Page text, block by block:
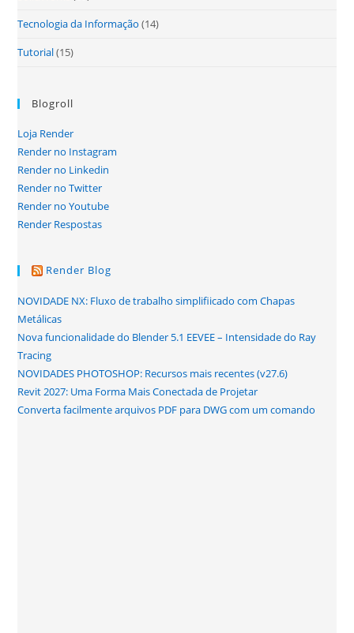
Tecnologia da Informação (14)
Tutorial(15)
Blogroll
Loja Render
Render no Instagram
Render no Linkedin
Render no Twitter
Render no Youtube
Render Respostas
Render Blog
NOVIDADE NX: Fluxo de trabalho simplifiicado com Chapas
Metálicas
Nova funcionalidade do Blender 5.1 EEVEE – Intensidade do Ray
Tracing
NOVIDADES PHOTOSHOP: Recursos mais recentes (v27.6)
Revit 2027: Uma Forma Mais Conectada de Projetar
Converta facilmente arquivos PDF para DWG com um comando